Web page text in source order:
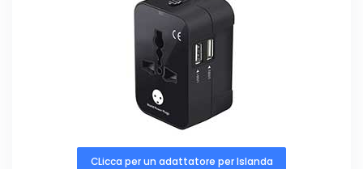
CLicca per un adattatore per Islanda